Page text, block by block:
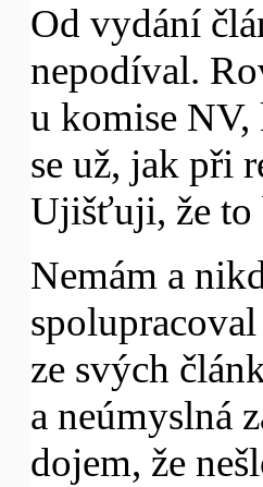
Od vydání
nepodíval.
u komise NV,
se už, jak při
Ujišťuji, že to
Nemám a
ze svých
a neúmyslná
dojem, že